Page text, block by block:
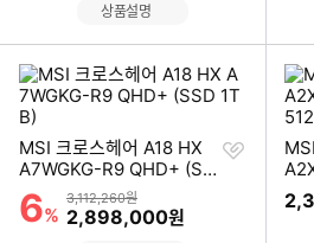
상품설명
MSI 크로스헤어 A18 HX
A7WGKG-R9 QHD+ (SS
D 1TB)
할인률
6%
상품금액
3,112,260원
할인금액
2,898,000원
찜
SD